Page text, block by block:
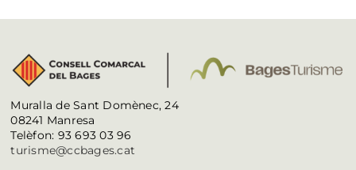
Muralla de Sant Domènec, 24
08241 Manresa
Telèfon: 93 693 03 96
turisme@ccbages.cat